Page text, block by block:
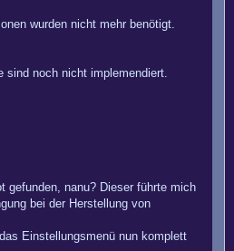
wurden nicht mehr benötigt.
sind noch nicht implemendiert.
gefunden, nanu? Dieser führte mich
bei der Herstellung von
Einstellungsmenü nun komplett